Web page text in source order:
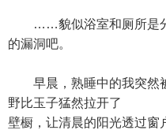
……貌似浴室和厕所是分
的漏洞吧。
早晨，熟睡中的我突然
野比玉子猛然拉开了
壁橱，让清晨的阳光透过窗